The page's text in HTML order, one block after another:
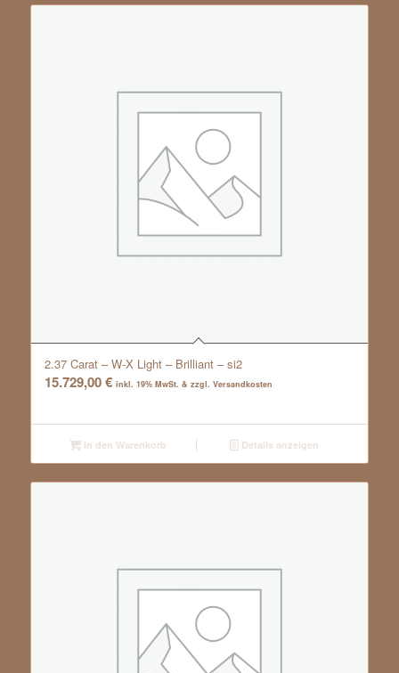
2.37 Carat – W-X Light – Brilliant – si2
15.729,00€ inkl. 19% MwSt. & zzgl. Versandkosten
In den Warenkorb Details anzeigen